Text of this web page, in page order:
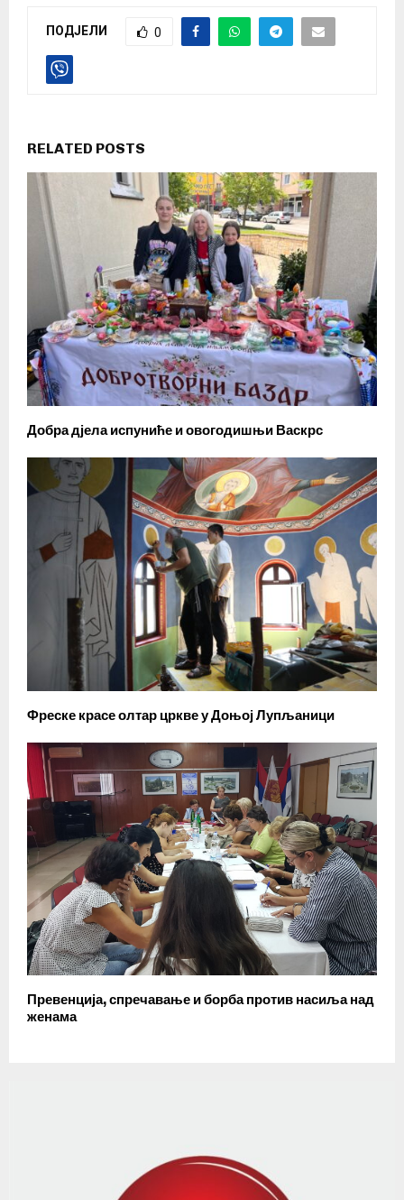
ПОДЈЕЛИ 0
RELATED POSTS
Добра дјела испуниће и овогодишњи Васкрс
Фреске красе олтар цркве у Доњој Лупљаници
Превенција, спречавање и борба против насиља над
женама